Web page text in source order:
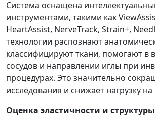
Система оснащена
инструментами, такими как
HeartAssist, NerveTrack, Strain+,
технологии распознают
классифицируют ткани, помогают в
сосудов и направлении иглы при
процедурах. Это значительно
исследования и снижает нагрузку на
Оценка эластичности и